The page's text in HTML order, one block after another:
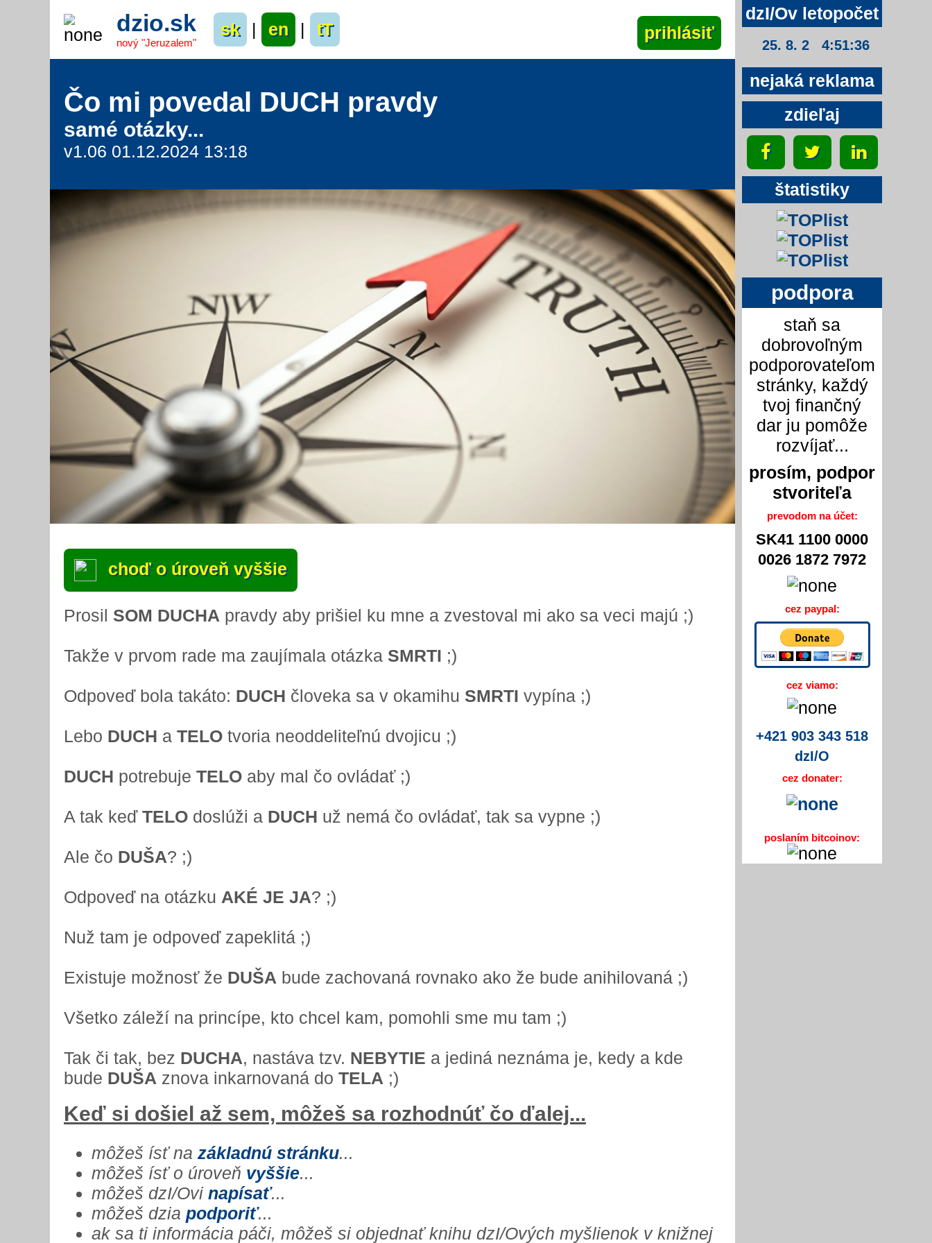
dzio.sk
nový "Jeruzalem"
sk | en | tT
Čo mi povedal DUCH pravdy
samé otázky...
v1.06 01.12.2024 13:18
choď o úroveň vyššie
Prosil SOM DUCHA pravdy aby prišiel ku mne a zvestoval mi ako sa veci majú ;)
Takže v prvom rade ma zaujímala otázka SMRTI ;)
Odpoveď bola takáto: DUCH človeka sa v okamihu SMRTI vypína ;)
Lebo DUCH a TELO tvoria neoddeliteľnú dvojicu ;)
DUCH potrebuje TELO aby mal čo ovládať ;)
A tak keď TELO doslúži a DUCH už nemá čo ovládať, tak sa vypne ;)
Ale čo DUŠA? ;)
Odpoveď na otázku AKÉ JE JA? ;)
Nuž tam je odpoveď zapeklitá ;)
Existuje možnosť že DUŠA bude zachovaná rovnako ako že bude anihilovaná ;)
Všetko záleží na princípe, kto chcel kam, pomohli sme mu tam ;)
Tak či tak, bez DUCHA, nastáva tzv. NEBYTIE a jediná neznáma je, kedy a kde
bude DUŠA znova inkarnovaná do TELA ;)
Keď si došiel až sem, môžeš sa rozhodnúť čo ďalej...
môžeš ísť na základnú stránku...
môžeš ísť o úroveň vyššie...
môžeš dzI/Ovi napísať...
môžeš dzia podporiť...
ak sa ti informácia páči, môžeš si objednať knihu dzI/Ových myšlienok v knižnej
dzI/Ov letopočet
25. 8. 2 4:51:36
nejaká reklama
zdieľaj
štatistiky
podpora
staň sa
dobrovoľným
podporovateľom
stránky, každý
tvoj finančný
dar ju pomôže
rozvíjať...
prosím, podpor
stvoriteľa
prevodom na účet:
SK41 1100 0000
0026 1872 7972
cez paypal:
cez viamo:
+421 903 343 518
dzI/O
cez donater:
poslaním bitcoinov: